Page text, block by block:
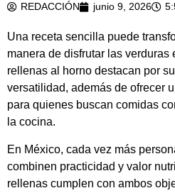
REDACCIÓN junio 9, 2026
Una receta sencilla puede
manera de disfrutar las verduras
rellenas al horno destacan por
versatilidad, además de ofrecer
para quienes buscan comidas
la cocina.
En México, cada vez más
combinen practicidad y valor
rellenas cumplen con ambos